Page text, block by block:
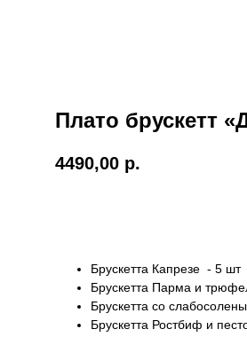
Плато брускетт
4490,00 р.
Брускетта Капрезе - 5 шт
Брускетта Парма и
Брускетта со
Брускетта Ростбиф и